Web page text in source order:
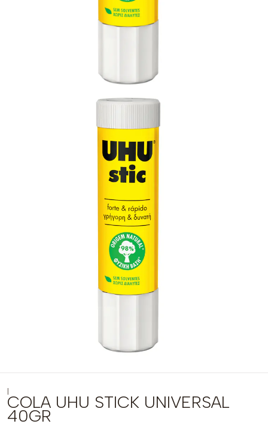
|
COLA UHU STICK UNIVERSAL
40GR